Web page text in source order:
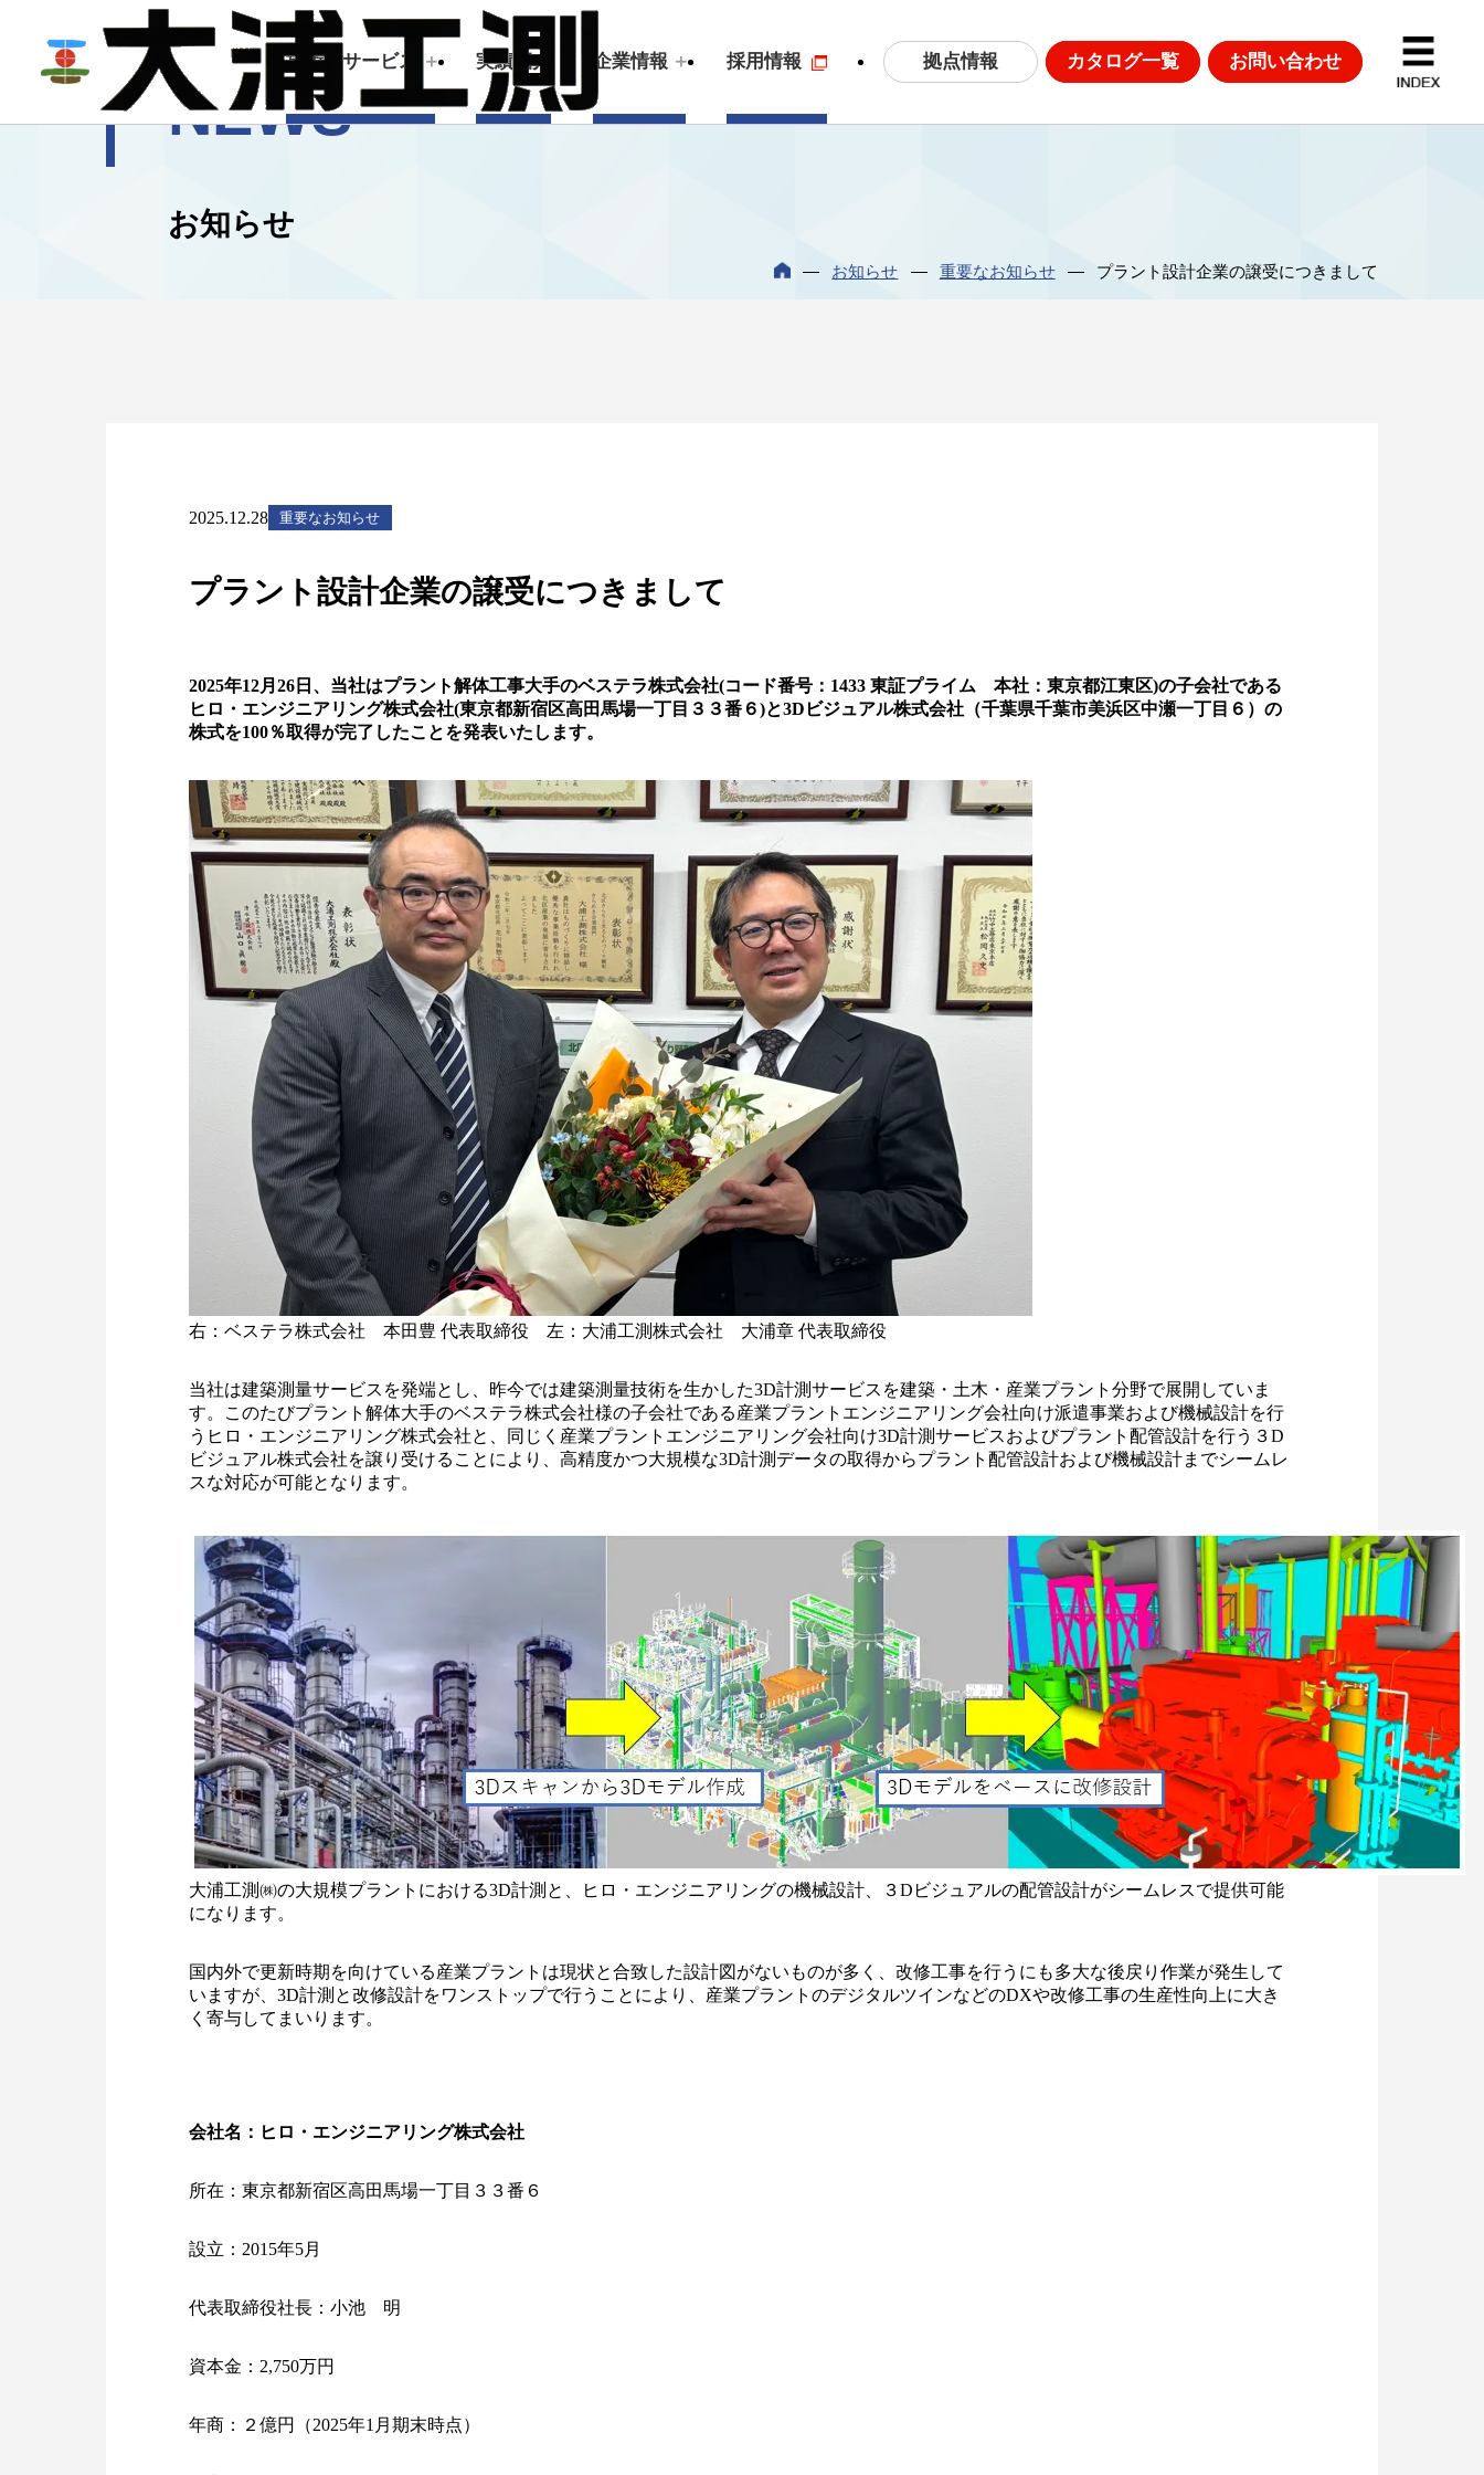
技術・サービス
建築測量
実績紹介 企業情報
トップメッセージ
採用情報 拠点情報 カタログ一覧 お問い合わせ
お知らせ
NEWS
お知らせ 重要なお知らせ プラント設計企業の譲受につきまして
2025.12.28 重要なお知らせ
プラント設計企業の譲受につきまして
2025年12月26日、当社はプラント解体工事大手のベステラ株式会社(コード番号：1433 東証プライム 本社：東京都江東区)の子会社である
ヒロ・エンジニアリング株式会社(東京都新宿区高田馬場一丁目３３番６)と3Dビジュアル株式会社（千葉県千葉市美浜区中瀬一丁目６）の
株式を100％取得が完了したことを発表いたします。
右：ベステラ株式会社 本田豊 代表取締役 左：大浦工測株式会社 大浦章 代表取締役
当社は建築測量サービスを発端とし、昨今では建築測量技術を生かした3D計測サービスを建築・土木・産業プラント分野で展開していま
す。このたびプラント解体大手のベステラ株式会社様の子会社である産業プラントエンジニアリング会社向け派遣事業および機械設計を行
うヒロ・エンジニアリング株式会社と、同じく産業プラントエンジニアリング会社向け3D計測サービスおよびプラント配管設計を行う３D
ビジュアル株式会社を譲り受けることにより、高精度かつ大規模な3D計測データの取得からプラント配管設計および機械設計までシームレ
スな対応が可能となります。
大浦工測㈱の大規模プラントにおける3D計測と、ヒロ・エンジニアリングの機械設計、３Dビジュアルの配管設計がシームレスで提供可能
になります。
国内外で更新時期を向けている産業プラントは現状と合致した設計図がないものが多く、改修工事を行うにも多大な後戻り作業が発生して
いますが、3D計測と改修設計をワンストップで行うことにより、産業プラントのデジタルツインなどのDXや改修工事の生産性向上に大き
く寄与してまいります。
会社名：ヒロ・エンジニアリング株式会社
所在：東京都新宿区高田馬場一丁目３３番６
設立：2015年5月
代表取締役社長：小池 明
資本金：2,750万円
年商：２億円（2025年1月期末時点）